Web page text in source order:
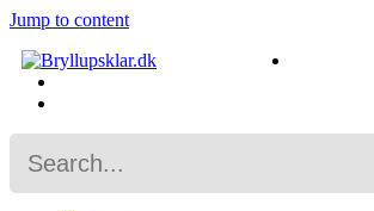
Jump to content